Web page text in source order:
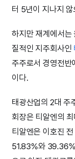
터 5년이 지나지
하지만 재계에서는
질적인 지주회사인
주주로서 경영전반
이다.
태광산업의 2대 주
회장은 티알엔의
티알엔은 이호진
51.83%와